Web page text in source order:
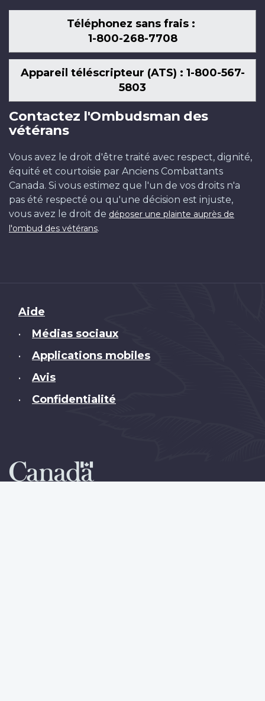
Téléphonez sans frais :
1-800-268-7708
Appareil téléscripteur (ATS) : 1-800-567-
5803
Contactez l'Ombudsman des
vétérans
Vous avez le droit d'être traité avec respect, dignité,
équité et courtoisie par Anciens Combattants
Canada. Si vous estimez que l'un de vos droits n'a
pas été respecté ou qu'une décision est injuste,
vous avez le droit de déposer une plainte auprès de
l'ombud des vétérans.
Brand
Aide
• Médias sociaux
• Applications mobiles
• Avis
• Confidentialité